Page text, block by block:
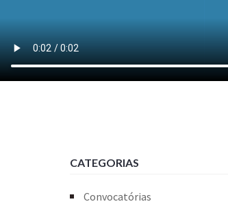
CATEGORIAS
Convocatórias